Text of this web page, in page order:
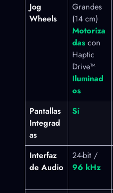
Jog
Wheels
Grandes
(14 cm)
Motoriza
das con
Haptic
Drive™
Iluminad
os
Pantallas
Integrad
as
Sí
Interfaz
de Audio
24-bit /
96 kHz